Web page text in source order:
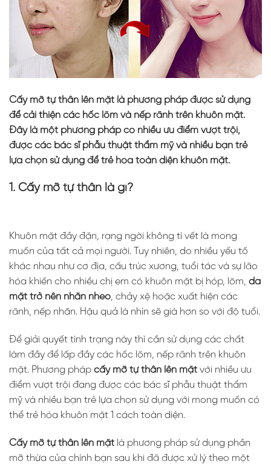
Cấy mỡ tự thân lên mặt là phương pháp được sử dụng
để cải thiện các hốc lõm và nếp rãnh trên khuôn mặt.
Đây là một phương pháp có nhiều ưu điểm vượt trội,
được các bác sĩ phẫu thuật thẩm mỹ và nhiều bạn trẻ
lựa chọn sử dụng để trẻ hóa toàn diện khuôn mặt.
1. Cấy mỡ tự thân là gì?
Khuôn mặt đầy đặn, rạng ngời không tì vết là mong
muốn của tất cả mọi người. Tuy nhiên, do nhiều yếu tố
khác nhau như cơ địa, cấu trúc xương, tuổi tác và sự lão
hóa khiến cho nhiều chị em có khuôn mặt bị hóp, lõm, da
mặt trở nên nhăn nheo, chảy xệ hoặc xuất hiện các
rãnh, nếp nhăn. Hậu quả là nhìn sẽ già hơn so với độ tuổi.
Để giải quyết tình trạng này thì cần sử dụng các chất
làm đầy để lấp đầy các hốc lõm, nếp rãnh trên khuôn
mặt. Phương pháp cấy mỡ tự thân lên mặt với nhiều ưu
điểm vượt trội đang được các bác sĩ phẫu thuật thẩm
mỹ và nhiều bạn trẻ lựa chọn sử dụng với mong muốn có
thể trẻ hóa khuôn mặt 1 cách toàn diện.
Cấy mỡ tự thân lên mặt là phương pháp sử dụng phần
mỡ thừa của chính bạn sau khi đã được xử lý theo một